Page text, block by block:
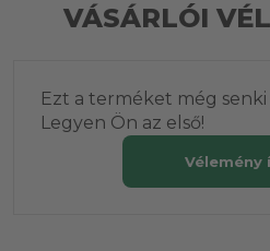
VÁSÁRLÓI
Ezt a terméket még
Legyen Ön az első!
Vélemény